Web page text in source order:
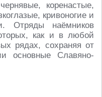
коренастые,
кривоногие и
Отряды наёмников
как и в любой
рядах, сохраняя от
основные Славяно-